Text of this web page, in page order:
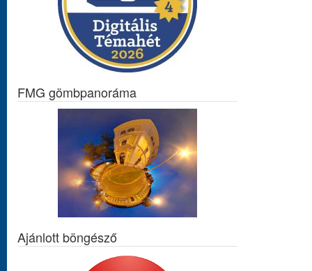
FMG gömbpanoráma
Ajánlott böngésző